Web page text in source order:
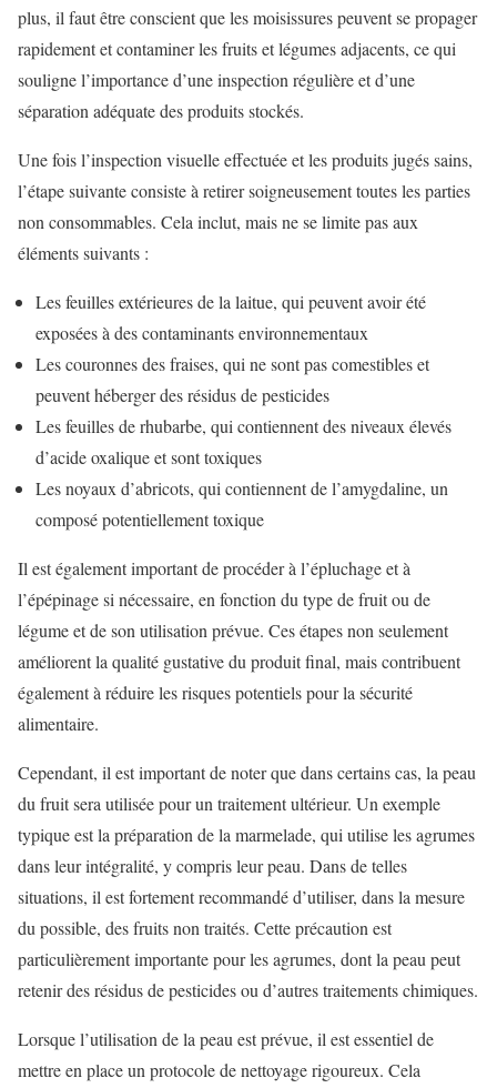
plus, il faut être conscient que les moisissures peuvent se propager
rapidement et contaminer les fruits et légumes adjacents, ce qui
souligne l’importance d’une inspection régulière et d’une
séparation adéquate des produits stockés.
Une fois l’inspection visuelle effectuée et les produits jugés sains,
l’étape suivante consiste à retirer soigneusement toutes les parties
non consommables. Cela inclut, mais ne se limite pas aux
éléments suivants :
Les feuilles extérieures de la laitue, qui peuvent avoir été
exposées à des contaminants environnementaux
Les couronnes des fraises, qui ne sont pas comestibles et
peuvent héberger des résidus de pesticides
Les feuilles de rhubarbe, qui contiennent des niveaux élevés
d’acide oxalique et sont toxiques
Les noyaux d’abricots, qui contiennent de l’amygdaline, un
composé potentiellement toxique
Il est également important de procéder à l’épluchage et à
l’épépinage si nécessaire, en fonction du type de fruit ou de
légume et de son utilisation prévue. Ces étapes non seulement
améliorent la qualité gustative du produit final, mais contribuent
également à réduire les risques potentiels pour la sécurité
alimentaire.
Cependant, il est important de noter que dans certains cas, la peau
du fruit sera utilisée pour un traitement ultérieur. Un exemple
typique est la préparation de la marmelade, qui utilise les agrumes
dans leur intégralité, y compris leur peau. Dans de telles
situations, il est fortement recommandé d’utiliser, dans la mesure
du possible, des fruits non traités. Cette précaution est
particulièrement importante pour les agrumes, dont la peau peut
retenir des résidus de pesticides ou d’autres traitements chimiques.
Lorsque l’utilisation de la peau est prévue, il est essentiel de
mettre en place un protocole de nettoyage rigoureux. Cela